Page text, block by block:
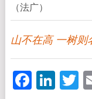
（法广）
山不在高 一树则